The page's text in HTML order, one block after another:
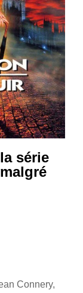
série
Connery,